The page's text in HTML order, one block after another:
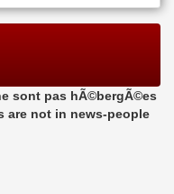
sont pas hÃ©bergÃ©es
are not in news-people